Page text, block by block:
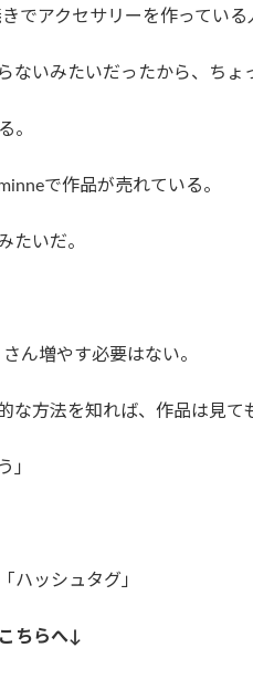
でアクセサリーを作っている
ないみたいだったから、ちょ
。
で作品が売れている。
たいだ。
ん増やす必要はない。
な方法を知れば、作品は見て
」
ハッシュタグ」
ちらへ↓